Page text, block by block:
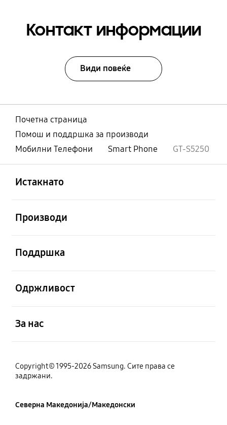
Контакт информации
Види повеќе
Почетна страница
Помош и поддршка за производи
Мобилни Телефони
Smart Phone GT-S5250
Истакнато
Производи
Поддршка
Одржливост
За нас
Copyright© 1995-2026 Samsung. Сите права се
задржани.
Северна Македонија/Македонски